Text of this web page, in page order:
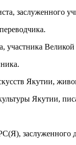
заслуженного
Великой
Якутии,
Якутии,
заслуженного